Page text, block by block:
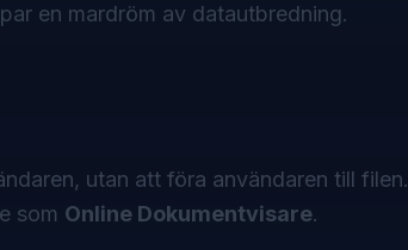
en mardröm av datautbredning.
utan att föra användaren till filen.
som Online Dokumentvisare.